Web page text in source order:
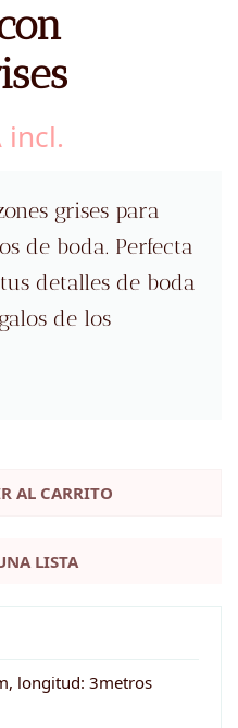
€.
incl.
grises para
de boda. Perfecta
detalles de boda
de los
AL CARRITO
LISTA
longitud: 3metros